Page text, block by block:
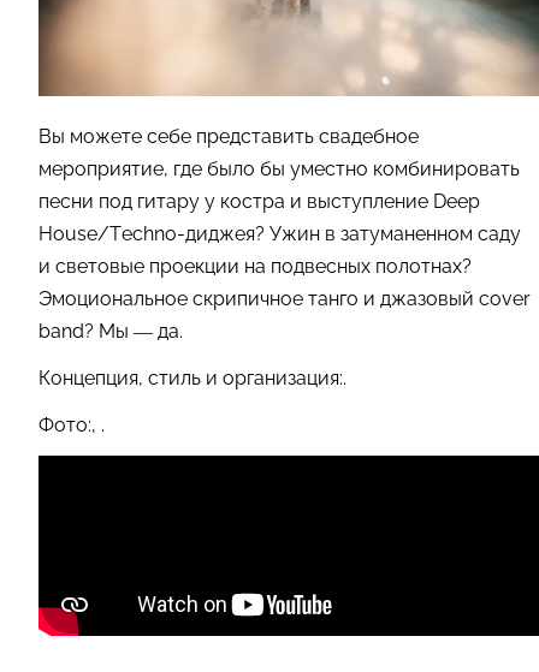
Вы можете себе представить свадебное
мероприятие, где было бы уместно комбинировать
песни под гитару у костра и выступление Deep
House/Techno-диджея? Ужин в затуманенном саду
и световые проекции на подвесных полотнах?
Эмоциональное скрипичное танго и джазовый cover
band? Мы — да.
Концепция, стиль и организация:.
Фото:, .